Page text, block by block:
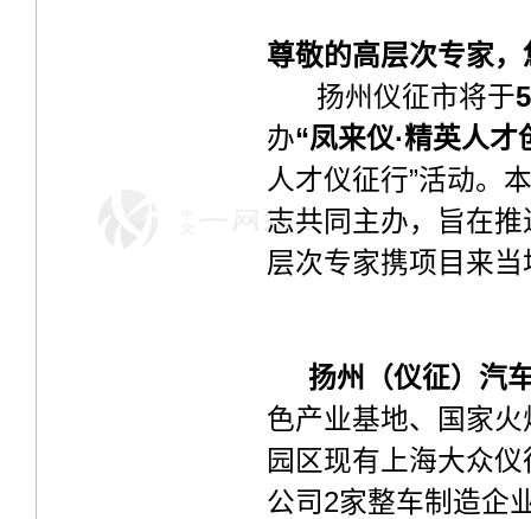
尊敬的高层次专家，
扬州仪征市将于
办“凤来仪·精英人才
人才仪征行”活动。
志共同主办，旨在
层次专家携项目来
扬州（仪征）汽
色产业基地、国家
园区现有上海大众
公司2家整车制造企